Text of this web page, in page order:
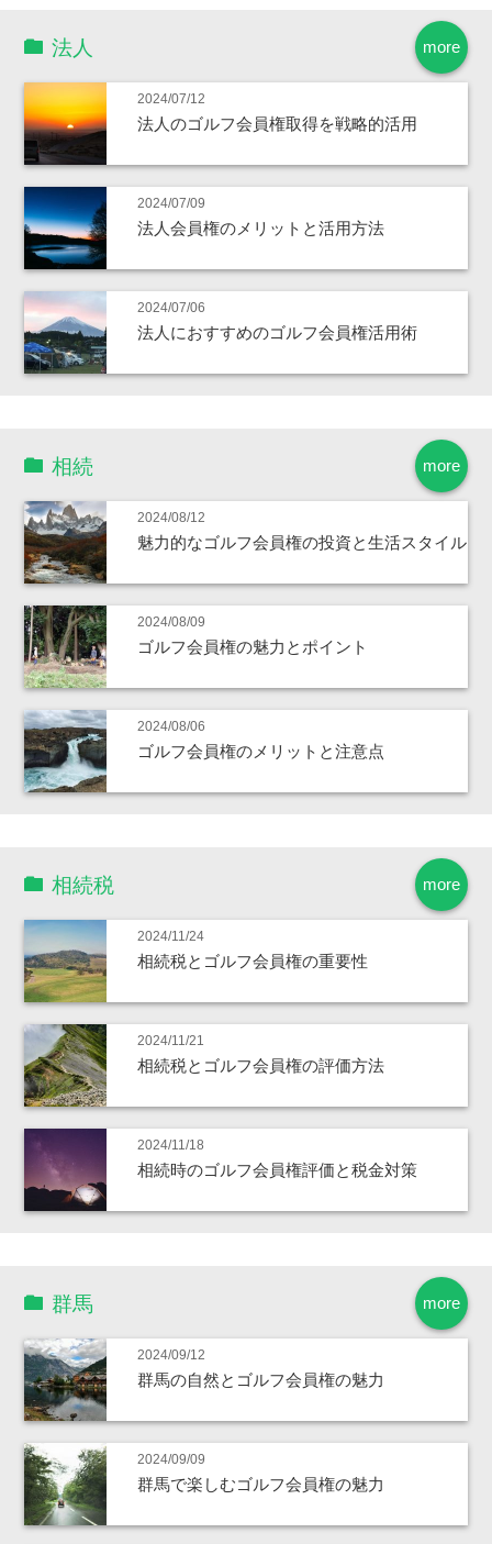
more
法人
2024/07/12
法人のゴルフ会員権取得を戦略的活用
2024/07/09
法人会員権のメリットと活用方法
2024/07/06
法人におすすめのゴルフ会員権活用術
more
相続
2024/08/12
魅力的なゴルフ会員権の投資と生活スタイル
2024/08/09
ゴルフ会員権の魅力とポイント
2024/08/06
ゴルフ会員権のメリットと注意点
more
相続税
2024/11/24
相続税とゴルフ会員権の重要性
2024/11/21
相続税とゴルフ会員権の評価方法
2024/11/18
相続時のゴルフ会員権評価と税金対策
more
群馬
2024/09/12
群馬の自然とゴルフ会員権の魅力
2024/09/09
群馬で楽しむゴルフ会員権の魅力